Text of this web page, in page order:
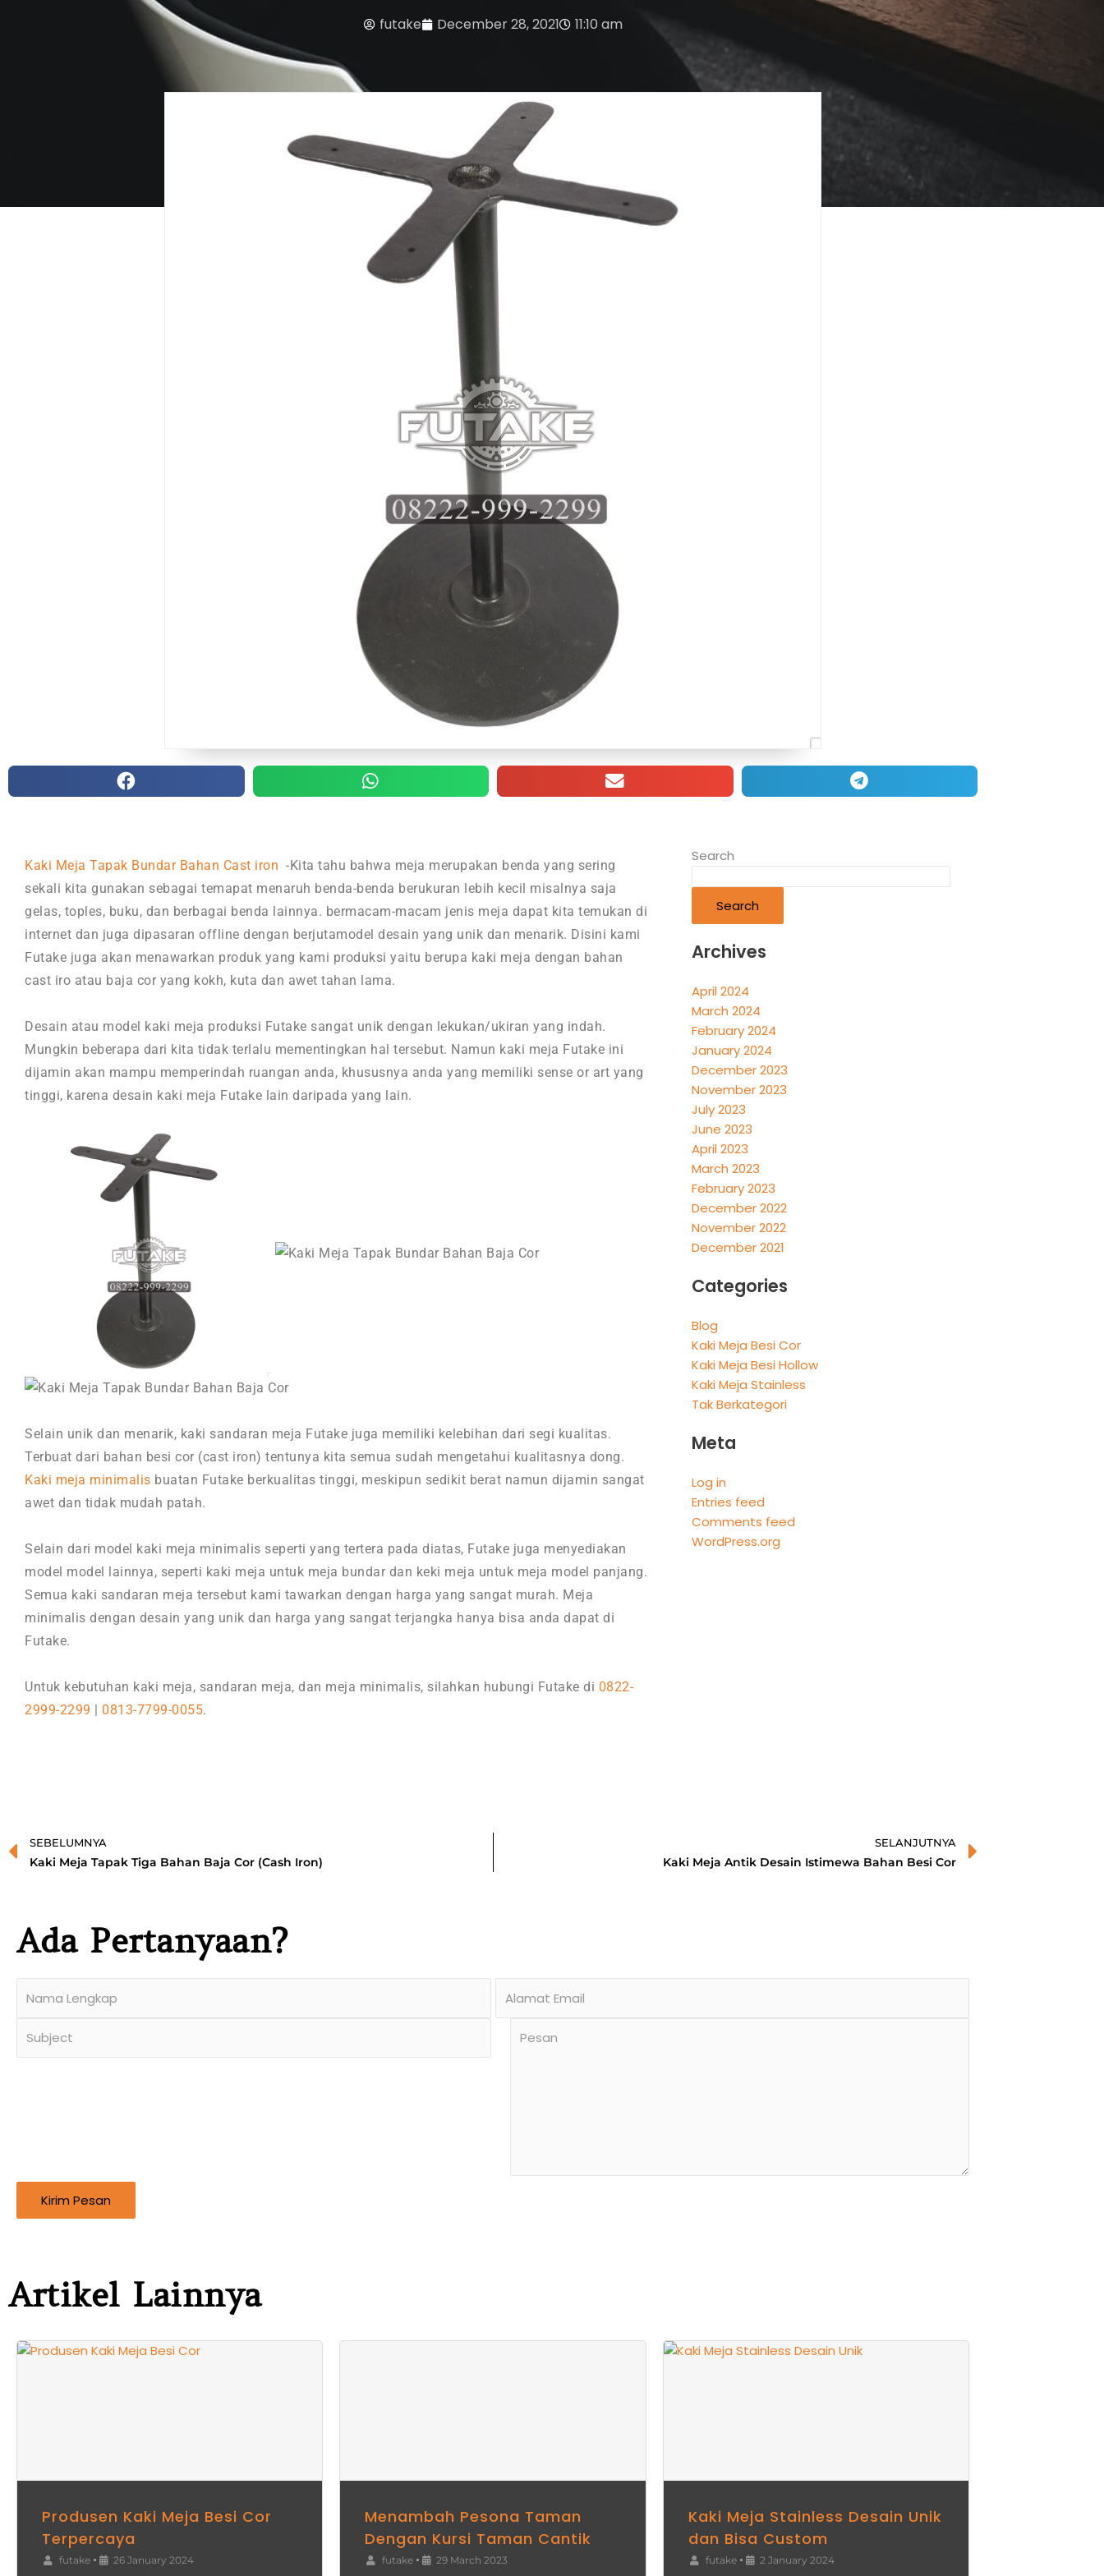
futake December 28, 2021 11:10 am
Kaki Meja Tapak Bundar Bahan Cast iron -Kita tahu bahwa meja merupakan benda yang sering
sekali kita gunakan sebagai temapat menaruh benda-benda berukuran lebih kecil misalnya saja
gelas, toples, buku, dan berbagai benda lainnya. bermacam-macam jenis meja dapat kita temukan di
internet dan juga dipasaran offline dengan berjutamodel desain yang unik dan menarik. Disini kami
Futake juga akan menawarkan produk yang kami produksi yaitu berupa kaki meja dengan bahan
cast iro atau baja cor yang kokh, kuta dan awet tahan lama.
Desain atau model kaki meja produksi Futake sangat unik dengan lekukan/ukiran yang indah.
Mungkin beberapa dari kita tidak terlalu mementingkan hal tersebut. Namun kaki meja Futake ini
dijamin akan mampu memperindah ruangan anda, khususnya anda yang memiliki sense or art yang
tinggi, karena desain kaki meja Futake lain daripada yang lain.
Selain unik dan menarik, kaki sandaran meja Futake juga memiliki kelebihan dari segi kualitas.
Terbuat dari bahan besi cor (cast iron) tentunya kita semua sudah mengetahui kualitasnya dong.
Kaki meja minimalis buatan Futake berkualitas tinggi, meskipun sedikit berat namun dijamin sangat
awet dan tidak mudah patah.
Selain dari model kaki meja minimalis seperti yang tertera pada diatas, Futake juga menyediakan
model model lainnya, seperti kaki meja untuk meja bundar dan keki meja untuk meja model panjang.
Semua kaki sandaran meja tersebut kami tawarkan dengan harga yang sangat murah. Meja
minimalis dengan desain yang unik dan harga yang sangat terjangka hanya bisa anda dapat di
Futake.
Untuk kebutuhan kaki meja, sandaran meja, dan meja minimalis, silahkan hubungi Futake di 0822-
2999-2299
0813-7799-0055.
Search
Search
Archives
April 2024
March 2024
February 2024
January 2024
December 2023
November 2023
July 2023
June 2023
April 2023
March 2023
February 2023
December 2022
November 2022
December 2021
Categories
Blog
Kaki Meja Besi Cor
Kaki Meja Besi Hollow
Kaki Meja Stainless
Tak Berkategori
Meta
Log in
Entries feed
Comments feed
WordPress.org
Prev
SEBELUMNYA
Kaki Meja Tapak Tiga Bahan Baja Cor (Cash Iron)
SELANJUTNYA
Kaki Meja Antik Desain Istimewa Bahan Besi Cor
Ada Pertanyaan?
Kirim Pesan
Artikel Lainnya
Produsen
Produsen Kaki Meja Besi Cor
Terpercaya
futake • 26 January 2024
Menambah Pesona Taman
Dengan Kursi Taman Cantik
futake • 29 March 2023
Kaki
Kaki Meja Stainless Desain Unik
dan Bisa Custom
futake • 2 January 2024